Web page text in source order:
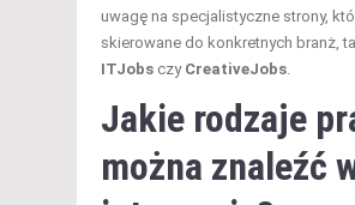
uwagę na specjalistyczne strony,
skierowane do konkretnych branż,
ITJobs czy CreativeJobs
Jakie rodzaje
można znaleźć